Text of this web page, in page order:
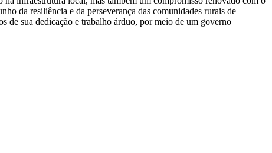
da resiliência e da perseverança das comunidades rurais de
de sua dedicação e trabalho árduo, por meio de um governo